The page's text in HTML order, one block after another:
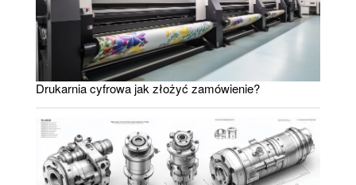
Drukarnia cyfrowa jak złożyć zamówienie?